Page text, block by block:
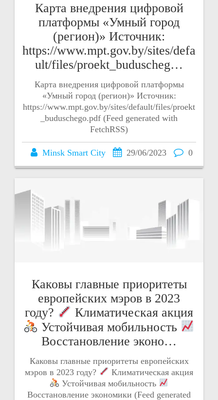
Карта внедрения цифровой
платформы «Умный город
(регион)» Источник:
https://www.mpt.gov.by/sites/defa
ult/files/proekt_buduscheg…
Карта внедрения цифровой платформы
«Умный город (регион)» Источник:
https://www.mpt.gov.by/sites/default/files/proekt
_buduschego.pdf (Feed generated with
FetchRSS)
Minsk Smart City 29/06/2023 0
Каковы главные приоритеты
европейских мэров в 2023
году?
Климатическая акция
Устойчивая мобильность
Восстановление эконо…
Каковы главные приоритеты европейских
мэров в 2023 году?
Климатическая акция
Устойчивая мобильность
Восстановление экономики (Feed generated